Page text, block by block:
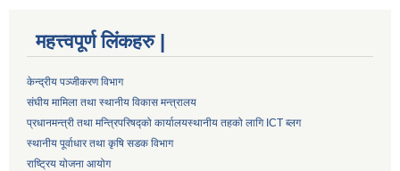
महत्त्वपूर्ण लिंकहरु |
केन्द्रीय पञ्जीकरण विभाग
संघीय मामिला तथा स्थानीय विकास मन्त्रालय
प्रधानमन्त्री तथा मन्त्रिपरिषद्को कार्यालयस्थानीय तहको लागि ICT ब्लग
स्थानीय पूर्वाधार तथा कृषि सडक विभाग
राष्ट्रिय योजना आयोग